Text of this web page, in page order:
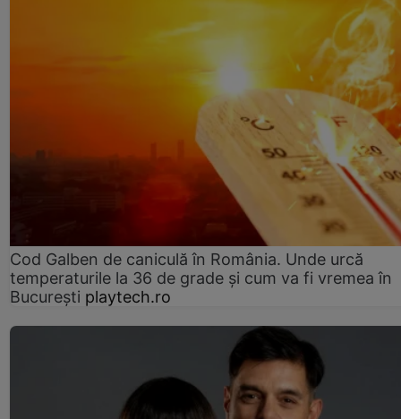
Cod Galben de caniculă în România. Unde urcă
temperaturile la 36 de grade și cum va fi vremea în
București playtech.ro